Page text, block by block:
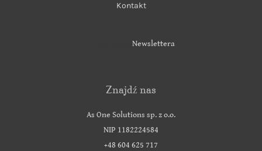
Kontakt
Newslettera
Znajdź nas
As One Solutions sp. z o.o.
NIP 1182224584
+48 604 625 717